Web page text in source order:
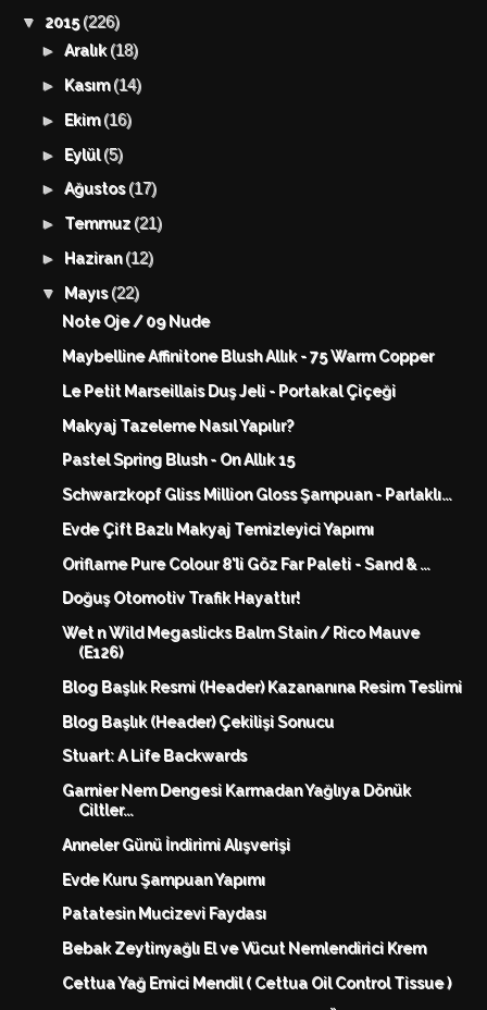
▼ 2015(226)
►Aralık(18)
► Kasım(14)
► Ekim(16)
► Eylül(5)
►Ağustos(17)
► Temmuz (21)
► Haziran(12)
▼ Mayıs(22)
Note Oje / 09 Nude
Maybelline Affinitone Blush Allık - 75 Warm Copper
Le Petit Marseillais Duş Jeli - Portakal Çiçeği
Makyaj Tazeleme Nasıl Yapılır?
Pastel Spring Blush - On Allık 15
Schwarzkopf Gliss Million Gloss Şampuan - Parlaklı...
Evde Çift Bazlı Makyaj Temizleyici Yapımı
Oriflame Pure Colour 8'li Göz Far Paleti - Sand & ...
Doğuş Otomotiv Trafik Hayattır!
Wet n Wild Megaslicks Balm Stain / Rico Mauve
(E126)
Blog Başlık Resmi (Header) Kazananına Resim Teslimi
Blog Başlık (Header) Çekilişi Sonucu
Stuart: A Life Backwards
Garnier Nem Dengesi Karmadan Yağlıya Dönük
Ciltler...
Anneler Günü İndirimi Alışverişi
Evde Kuru Şampuan Yapımı
Patatesin Mucizevi Faydası
Bebak Zeytinyağlı El ve Vücut Nemlendirici Krem
Cettua Yağ Emici Mendil ( Cettua Oil Control Tissue )